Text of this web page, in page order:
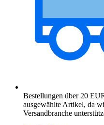
Bestellungen über 20
ausgewählte Artikel, da
Versandbranche